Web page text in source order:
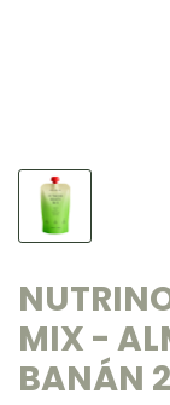
MIX -
BANÁN